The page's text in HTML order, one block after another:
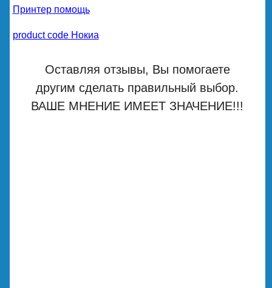
Принтер помощь
product code Нокиа
Оставляя отзывы, Вы помогаете
другим сделать правильный выбор.
ВАШЕ МНЕНИЕ ИМЕЕТ ЗНАЧЕНИЕ!!!